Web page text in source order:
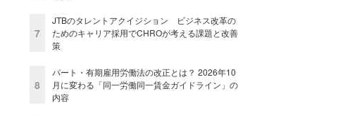
7
JTBのタレントアクイジション ビジネス改革の
ためのキャリア採用でCHROが考える課題と改善
策
8
パート・有期雇用労働法の改正とは？ 2026年10
月に変わる「同一労働同一賃金ガイドライン」の
内容